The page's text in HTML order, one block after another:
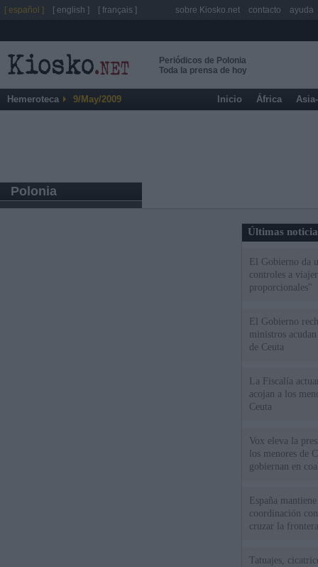
Periódicos de Polonia
Toda la prensa de hoy
Hemeroteca 9/May/2009 Inicio África
Polonia
Últimas
El Gobierno da
controles a
proporcionales"
El Gobierno
ministros
de Ceuta
La Fiscalía
acojan a los
Ceuta
Vox eleva la
los menores de
gobiernan en
España
coordinación
cruzar la
Tatuajes,
[ español ] [ english ] [ français ] sobre Kiosko.net contacto ayuda